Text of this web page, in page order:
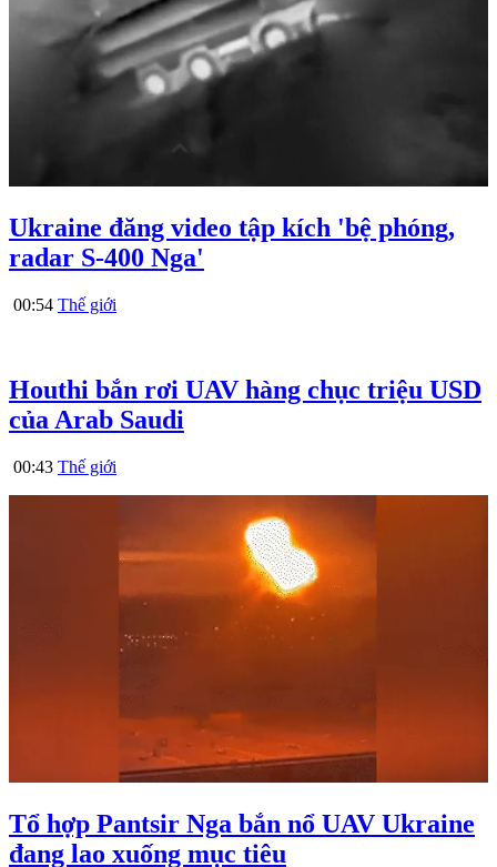
Ukraine đăng video tập kích 'bệ phóng,
radar S-400 Nga'
00:54 Thế giới
Houthi bắn rơi UAV hàng chục triệu USD
của Arab Saudi
00:43 Thế giới
Tổ hợp Pantsir Nga bắn nổ UAV Ukraine
đang lao xuống mục tiêu